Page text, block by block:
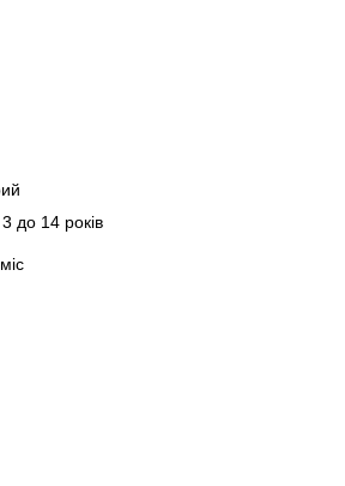
3 до 14 років